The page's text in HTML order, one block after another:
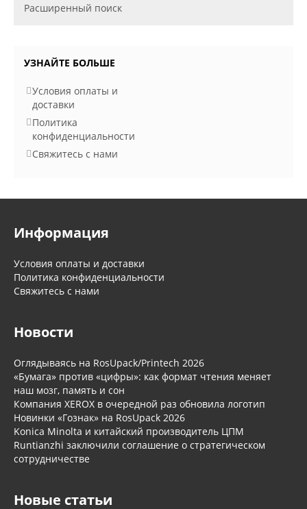
Расширенный поиск
УЗНАЙТЕ БОЛЬШЕ
Условия оплаты и
доставки
Политика
конфиденциальности
Свяжитесь с нами
Информация
Условия оплаты и доставки
Политика конфиденциальности
Свяжитесь с нами
Новости
Оглядываясь на RosUpack/Printech 2026
«Бумага» против «цифры»: как формат чтения меняет
наш мозг, память и сон
Компания XEROX в очередной раз обновила логотип
Новинки «Гознак» на RosUpack 2026
Konica Minolta и китайский производитель ЦПМ
Runtianzhi заключили соглашение о стратегическом
сотрудничестве
Новые статьи